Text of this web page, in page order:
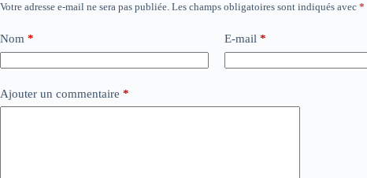
Votre adresse e-mail ne sera pas publiée. Les champs obligatoires sont indiqués avec *
Nom * E-mail *
Ajouter un commentaire *